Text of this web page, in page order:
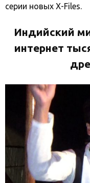
серии новых X-Files.
Индийский
интернет